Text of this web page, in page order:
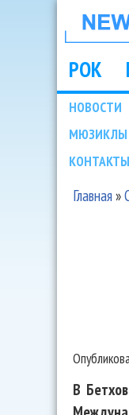
ШОУ
РОК
НОВОСТИ
МЮЗИКЛЫ
КОНТАКТЫ
Главная»
В